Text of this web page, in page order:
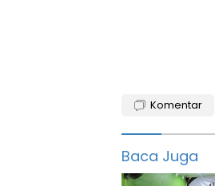
Komentar
Baca Juga